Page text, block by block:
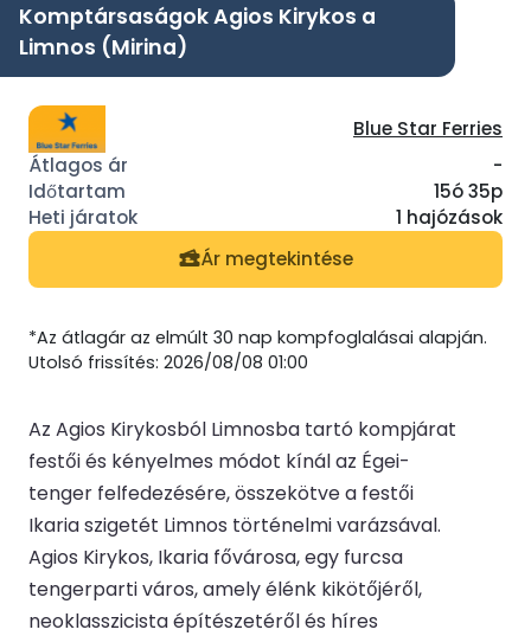
Komptársaságok Agios Kirykos a
Limnos (Mirina)
Blue Star Ferries
-
15ó 35p
1 hajózások
Ár megtekintése
*Az átlagár az elmúlt 30 nap kompfoglalásai alapján.
Utolsó frissítés: 2026/08/08 01:00
Az Agios Kirykosból Limnosba tartó kompjárat
festői és kényelmes módot kínál az Égei-
tenger felfedezésére, összekötve a festői
Ikaria szigetét Limnos történelmi varázsával.
Agios Kirykos, Ikaria fővárosa, egy furcsa
tengerparti város, amely élénk kikötőjéről,
neoklasszicista építészetéről és híres